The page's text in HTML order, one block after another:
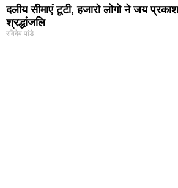
दलीय सीमाएं टूटी, हजारो लोगो ने जय प्रकाश
श्रद्धांजलि
रविदेव पांडे